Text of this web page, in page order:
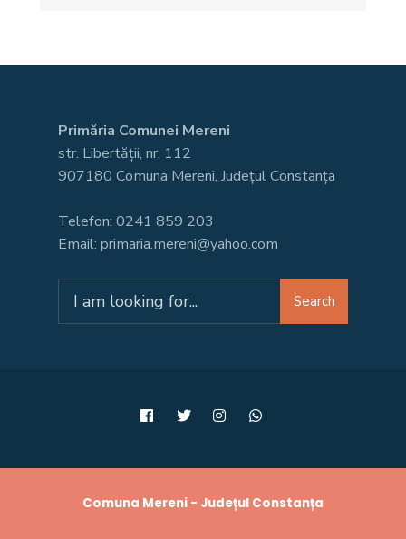
Primăria Comunei Mereni
str. Libertății, nr. 112
907180 Comuna Mereni, Județul Constanța
Telefon: 0241 859 203
Email: primaria.mereni@yahoo.com
for:
Search
Comuna Mereni - Județul Constanța